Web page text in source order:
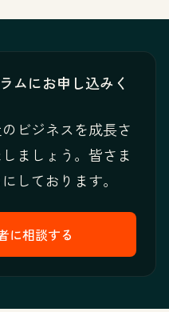
ムにお申し込みく
ビジネスを成長さ
ましょう。皆さま
しております。
に相談する